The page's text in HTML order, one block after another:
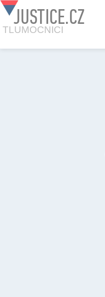
JUSTICE.CZ
TLUMOCNICI